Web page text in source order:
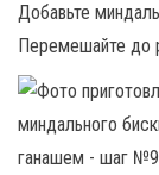
Добавьте
Перемешайте до